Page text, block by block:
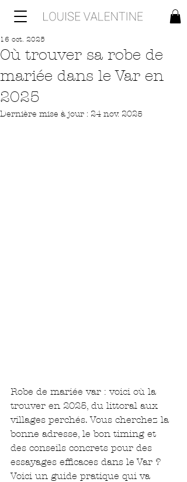
Où trouver sa robe de
mariée dans le Var en
2025
16 oct. 2025
Dernière mise à jour : 24 nov. 2025
Robe de mariée var : voici où la
trouver en 2025, du littoral aux
villages perchés. Vous cherchez la
bonne adresse, le bon timing et
des conseils concrets pour des
essayages efficaces dans le Var ?
Voici un guide pratique qui va